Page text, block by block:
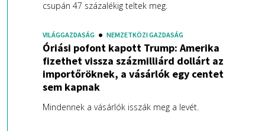
csupán 47 százalékig teltek meg.
VILÁGGAZDASÁG NEMZETKÖZI GAZDASÁG
Óriási pofont kapott Trump: Amerika
fizethet vissza százmilliárd dollárt az
importőröknek, a vásárlók egy centet
sem kapnak
Mindennek a vásárlók isszák meg a levét.